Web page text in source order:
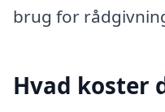
brug for
Hvad koster